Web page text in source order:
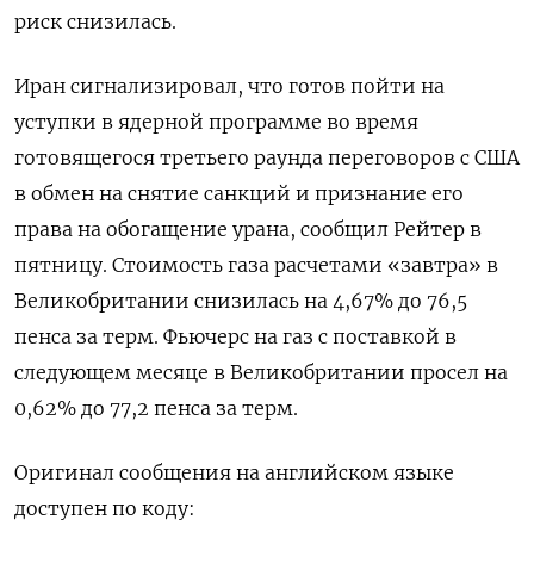
риск снизилась.
Иран сигнализировал, что готов пойти на
уступки в ядерной программе во время
готовящегося третьего раунда переговоров с США
в обмен на снятие санкций и признание его ​
права на обогащение урана, ⁠сообщил Рейтер в
пятницу. Стоимость газа расчетами «завтра» в
Великобритании снизилась на 4,67% до ‌76,5
пенса за терм. Фьючерс на газ с поставкой ‌в
следующем месяце в Великобритании просел на
0,62% до 77,​2 пенса за терм.
Оригинал сообщения на английском ‌языке
доступен по коду: